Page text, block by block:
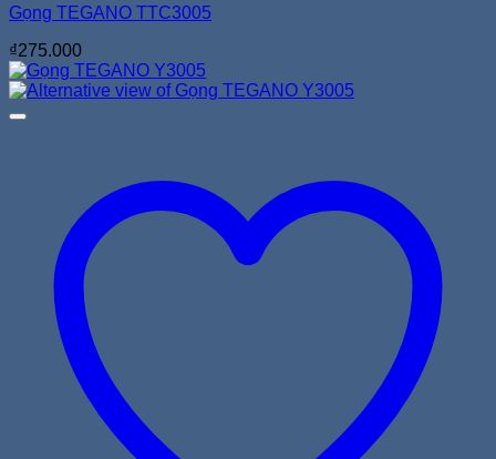
Gọng TEGANO TTC3005
₫275.000